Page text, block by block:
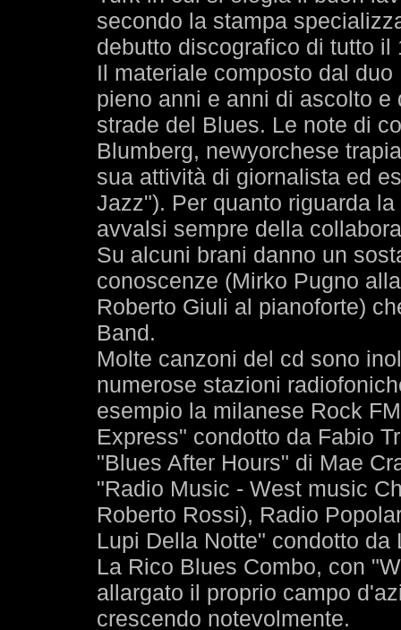
secondo la stampa
debutto discografico di tutto il
Il materiale composto dal
pieno anni e anni di ascolto
strade del Blues. Le note di
Blumberg, newyorchese
sua attività di giornalista ed
Jazz"). Per quanto riguarda
avvalsi sempre della
Su alcuni brani danno un
conoscenze (Mirko Pugno
Roberto Giuli al pianoforte)
Band.
Molte canzoni del cd sono
numerose stazioni
esempio la milanese Rock
Express" condotto da Fabio
"Blues After Hours" di Mae
"Radio Music - West music
Roberto Rossi), Radio
Lupi Della Notte" condotto da
La Rico Blues Combo, con
allargato il proprio campo
crescendo notevolmente.